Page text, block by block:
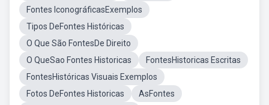
Fontes IconográficasExemplos
Tipos DeFontes Históricas
O Que São FontesDe Direito
O QueSao Fontes Historicas
FontesHistoricas Escritas
FontesHistóricas Visuais Exemplos
Fotos DeFontes Historicas
AsFontes